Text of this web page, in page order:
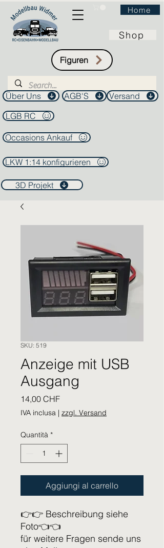
Home
Shop
Figuren
Über Uns AGB'S
Versand
LGB RC
Occasions Ankauf
LKW 1:14 konfigurieren
3D Projekt
SKU: 519
Anzeige mit USB
Ausgang
14,00 CHFPrezzo
IVA inclusa | zzgl. Versand
Quantità *
Aggiungi al carrello
👉👉 Beschreibung siehe
Foto👈👈
für weitere Fragen sende uns